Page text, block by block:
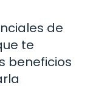
de
te
beneficios